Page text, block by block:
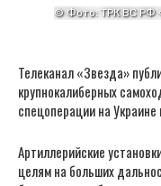
Телеканал «Звезда»
крупнокалиберных
спецоперации на
Артиллерийские
целям на больших